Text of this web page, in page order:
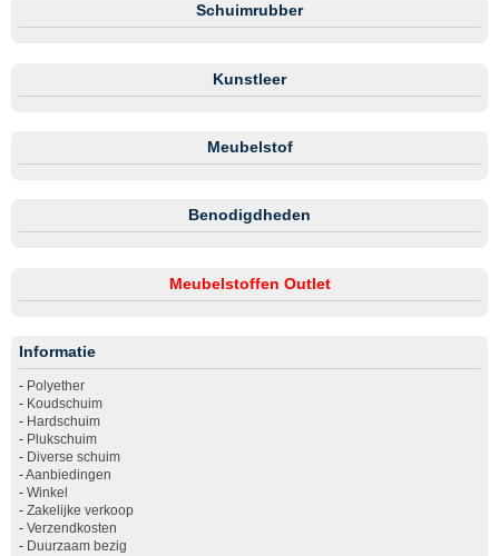
Schuimrubber
Kunstleer
Meubelstof
Benodigdheden
Meubelstoffen Outlet
Informatie
- Polyether
- Koudschuim
- Hardschuim
- Plukschuim
- Diverse schuim
-Aanbiedingen
- Winkel
- Zakelijke verkoop
- Verzendkosten
- Duurzaam bezig